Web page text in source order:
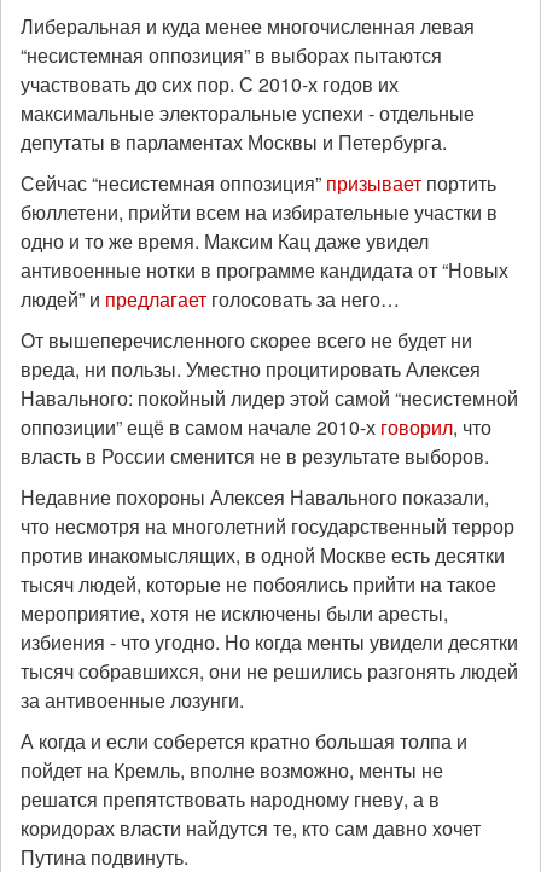
Либеральная и куда менее многочисленная левая
“несистемная оппозиция” в выборах пытаются
участвовать до сих пор. С 2010-х годов их
максимальные электоральные успехи - отдельные
депутаты в парламентах Москвы и Петербурга.
Сейчас “несистемная оппозиция” призывает портить
бюллетени, прийти всем на избирательные участки в
одно и то же время. Максим Кац даже увидел
антивоенные нотки в программе кандидата от “Новых
людей” и предлагает голосовать за него…
От вышеперечисленного скорее всего не будет ни
вреда, ни пользы. Уместно процитировать Алексея
Навального: покойный лидер этой самой “несистемной
оппозиции” ещё в самом начале 2010-х говорил, что
власть в России сменится не в результате выборов.
Недавние похороны Алексея Навального показали,
что несмотря на многолетний государственный террор
против инакомыслящих, в одной Москве есть десятки
тысяч людей, которые не побоялись прийти на такое
мероприятие, хотя не исключены были аресты,
избиения - что угодно. Но когда менты увидели десятки
тысяч собравшихся, они не решились разгонять людей
за антивоенные лозунги.
А когда и если соберется кратно большая толпа и
пойдет на Кремль, вполне возможно, менты не
решатся препятствовать народному гневу, а в
коридорах власти найдутся те, кто сам давно хочет
Путина подвинуть.